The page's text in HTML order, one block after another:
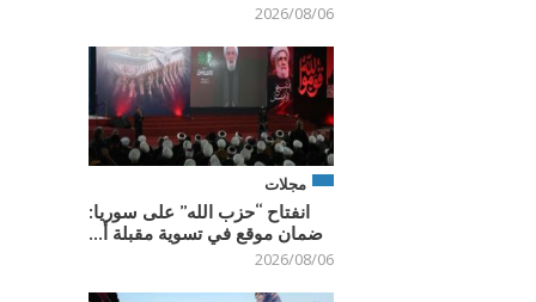
2026/08/06
مجلات
انفتاح “حزب الله” على سوريا:
ضمان موقع في تسوية مقبلة أ...
2026/08/06